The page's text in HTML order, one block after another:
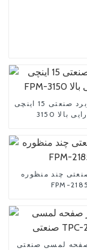
مادربرد صنعتی 15 اینچی FPM-
کارایی بالا
چند منظوره
FPM-2185
صفحه لمسی صنعتی